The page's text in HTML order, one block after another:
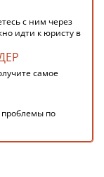
с ним через
идти к юристу в
самое
по